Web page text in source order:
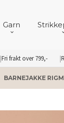
Fri frakt over 799,-
Garn
BARNEJAKKE